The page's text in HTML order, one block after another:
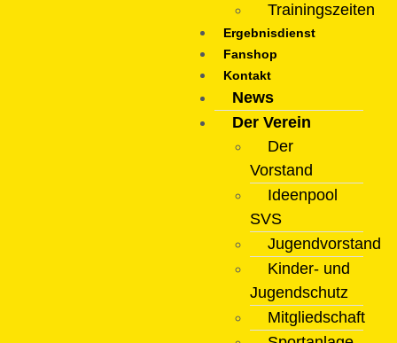
Trainingszeiten
Ergebnisdienst
Fanshop
Kontakt
News
Der Verein
Der
Vorstand
Ideenpool
SVS
Jugendvorstand
Kinder- und
Jugendschutz
Mitgliedschaft